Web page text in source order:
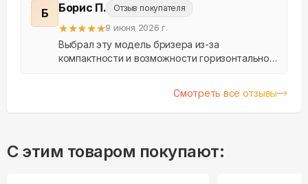
Б Борис П. Отзыв покупателя
★★★★★9 июня 2026 г.
Выбрал эту модель бризера из-за
компактности и возможности горизонтальной
пассивным клапаном и в неу...
Смотреть все отзывы
С этим товаром покупают: